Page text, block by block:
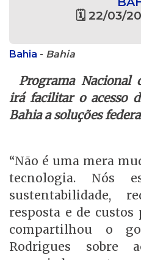
🗓 22/03/
Bahia - Bahia
Programa Nacional
irá facilitar o acesso
Bahia a soluções
“Não é uma mera
tecnologia. Nós
sustentabilidade,
resposta e de custos
compartilhou o
Rodrigues sobre